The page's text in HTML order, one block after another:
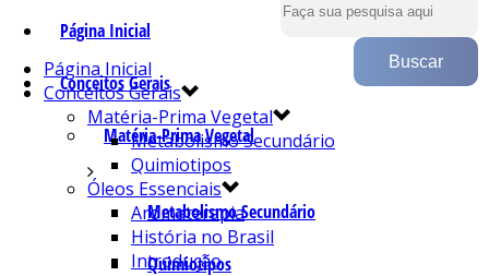
Página Inicial
Conceitos Gerais
Matéria-Prima Vegetal
Metabolismo Secundário
Quimiotipos
Página Inicial
Conceitos Gerais
Matéria-Prima Vegetal
Metabolismo Secundário
Quimiotipos
Óleos Essenciais
Aromaterapia
História no Brasil
Introdução